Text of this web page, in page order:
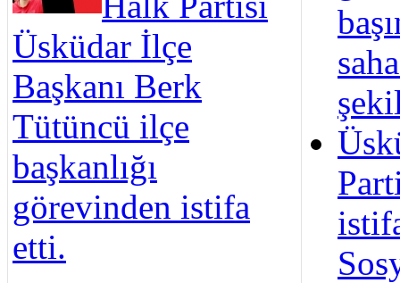
Üsküdar İlçe
Başkanı Berk
Tütüncü ilçe
başkanlığı
görevinden istifa
etti.